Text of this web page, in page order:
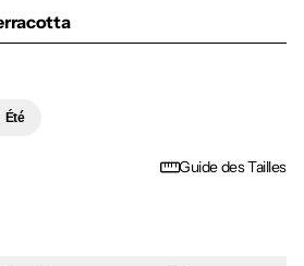
Été
Guide des Tailles